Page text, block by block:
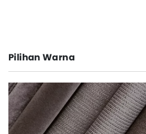
Pilihan Warna